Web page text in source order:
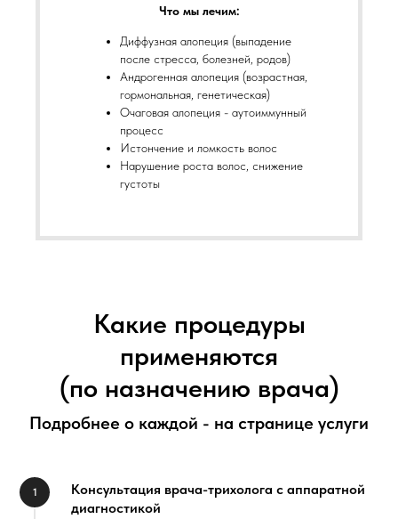
Что мы лечим:
Диффузная алопеция (выпадение
после стресса, болезней, родов)
Андрогенная алопеция (возрастная,
гормональная, генетическая)
Очаговая алопеция - аутоиммунный
процесс
Истончение и ломкость волос
Нарушение роста волос, снижение
густоты
Какие процедуры
применяются
(по назначению врача)
Подробнее о каждой - на странице услуги
Консультация врача-трихолога с аппаратной
диагностикой